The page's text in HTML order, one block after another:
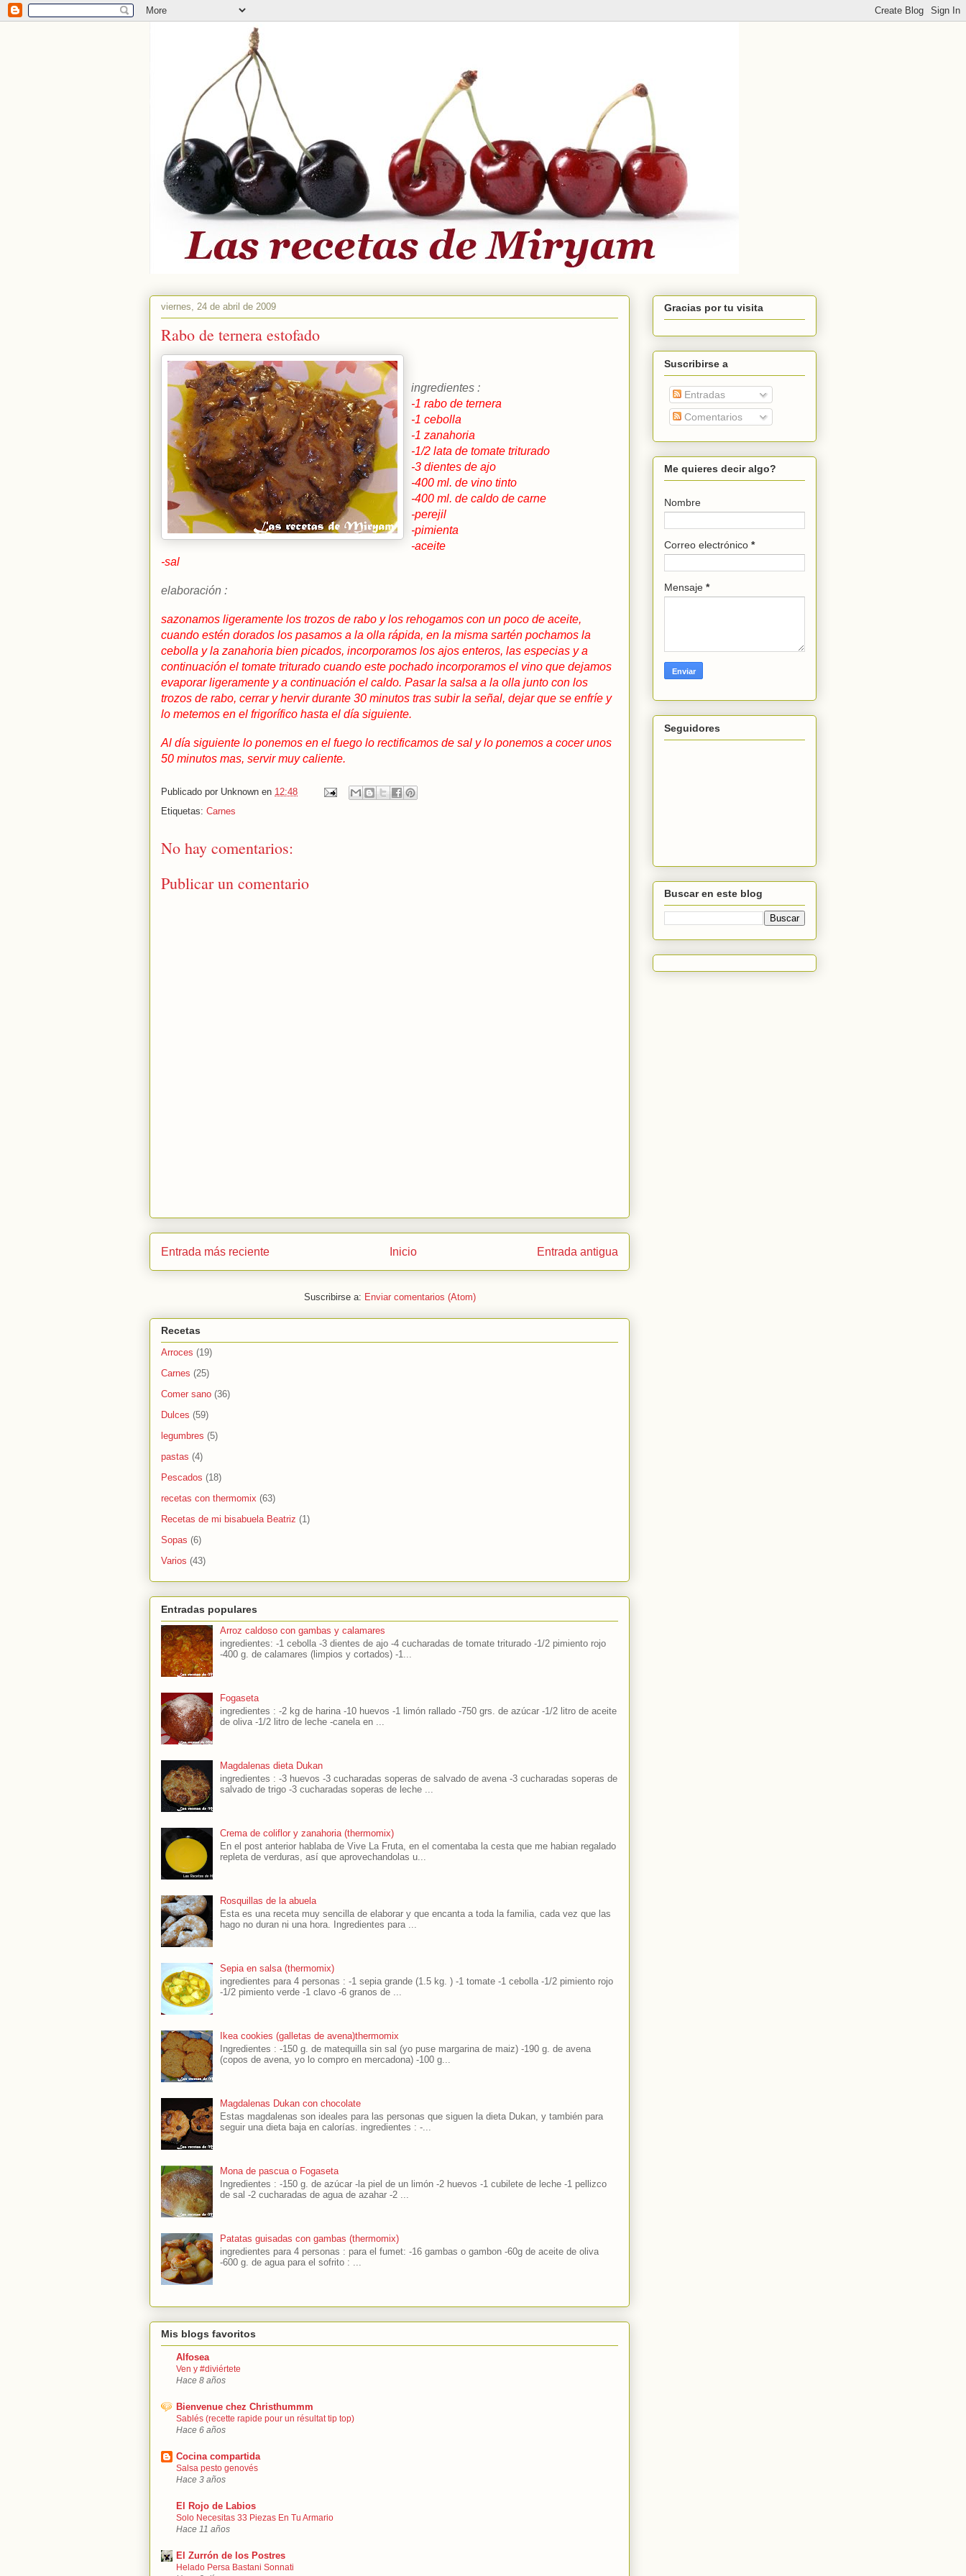
viernes, 24 de abril de 2009
Rabo de ternera estofado
ingredientes :
-1 rabo de ternera
-1 cebolla
-1 zanahoria
-1/2 lata de tomate triturado
-3 dientes de ajo
-400 ml. de vino tinto
-400 ml. de caldo de carne
-perejil
-pimienta
-aceite
-sal
elaboración :
sazonamos ligeramente los trozos de rabo y los rehogamos con un poco de aceite,
cuando estén dorados los pasamos a la olla rápida, en la misma sartén pochamos la
cebolla y la zanahoria bien picados, incorporamos los ajos enteros, las especias y a
continuación el tomate triturado cuando este pochado incorporamos el vino que dejamos
evaporar ligeramente y a continuación el caldo. Pasar la salsa a la olla junto con los
trozos de rabo, cerrar y hervir durante 30 minutos tras subir la señal, dejar que se enfríe y
lo metemos en el frigorífico hasta el día siguiente.
Al día siguiente lo ponemos en el fuego lo rectificamos de sal y lo ponemos a cocer unos
50 minutos mas, servir muy caliente.
Publicado por Unknown en 12:48
Etiquetas: Carnes
No hay comentarios:
Publicar un comentario
Entrada más reciente Entrada antigua
Inicio
Suscribirse a: Enviar comentarios (Atom)
Recetas
Arroces (19)
Carnes (25)
Comer sano (36)
Dulces (59)
legumbres (5)
pastas (4)
Pescados (18)
recetas con thermomix (63)
Recetas de mi bisabuela Beatriz (1)
Sopas (6)
Varios (43)
Entradas populares
Arroz caldoso con gambas y calamares
ingredientes: -1 cebolla -3 dientes de ajo -4 cucharadas de tomate triturado -1/2 pimiento rojo
-400 g. de calamares (limpios y cortados) -1...
Fogaseta
ingredientes : -2 kg de harina -10 huevos -1 limón rallado -750 grs. de azúcar -1/2 litro de aceite
de oliva -1/2 litro de leche -canela en ...
Magdalenas dieta Dukan
ingredientes : -3 huevos -3 cucharadas soperas de salvado de avena -3 cucharadas soperas de
salvado de trigo -3 cucharadas soperas de leche ...
Crema de coliflor y zanahoria (thermomix)
En el post anterior hablaba de Vive La Fruta, en el comentaba la cesta que me habian regalado
repleta de verduras, así que aprovechandolas u...
Rosquillas de la abuela
Esta es una receta muy sencilla de elaborar y que encanta a toda la familia, cada vez que las
hago no duran ni una hora. Ingredientes para ...
Sepia en salsa (thermomix)
ingredientes para 4 personas : -1 sepia grande (1.5 kg. ) -1 tomate -1 cebolla -1/2 pimiento rojo
-1/2 pimiento verde -1 clavo -6 granos de ...
Ikea cookies (galletas de avena)thermomix
Ingredientes : -150 g. de matequilla sin sal (yo puse margarina de maiz) -190 g. de avena
(copos de avena, yo lo compro en mercadona) -100 g...
Magdalenas Dukan con chocolate
Estas magdalenas son ideales para las personas que siguen la dieta Dukan, y también para
seguir una dieta baja en calorías. ingredientes : -...
Mona de pascua o Fogaseta
Ingredientes : -150 g. de azúcar -la piel de un limón -2 huevos -1 cubilete de leche -1 pellizco
de sal -2 cucharadas de agua de azahar -2 ...
Patatas guisadas con gambas (thermomix)
ingredientes para 4 personas : para el fumet: -16 gambas o gambon -60g de aceite de oliva
-600 g. de agua para el sofrito : ...
Mis blogs favoritos
Alfosea
Ven y #diviértete
Hace 8 años
Bienvenue chez Christhummm
Sablés (recette rapide pour un résultat tip top)
Hace 6 años
Cocina compartida
Salsa pesto genovés
Hace 3 años
El Rojo de Labios
Solo Necesitas 33 Piezas En Tu Armario
Hace 11 años
El Zurrón de los Postres
Helado Persa Bastani Sonnati
Gracias por tu visita
Suscribirse a
Entradas
Comentarios
Me quieres decir algo?
Nombre
Correo electrónico *
Mensaje *
Seguidores
Buscar en este blog